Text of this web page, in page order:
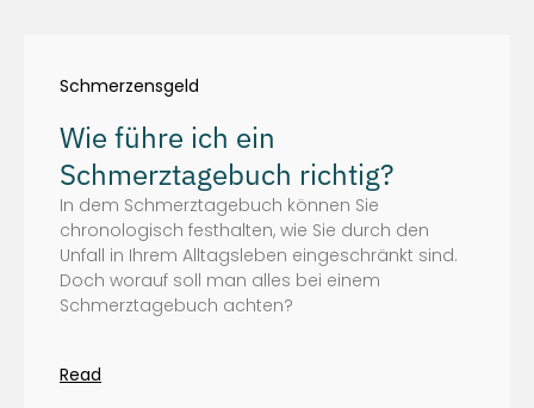
Schmerzensgeld
Wie führe ich ein
Schmerztagebuch richtig?
In dem Schmerztagebuch können Sie
chronologisch festhalten, wie Sie durch den
Unfall in Ihrem Alltagsleben eingeschränkt sind.
Doch worauf soll man alles bei einem
Schmerztagebuch achten?
Read